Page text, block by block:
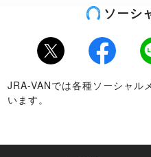
ソーシ
Twitter Facebook
JRA-VANでは各種ソーシャル
います。